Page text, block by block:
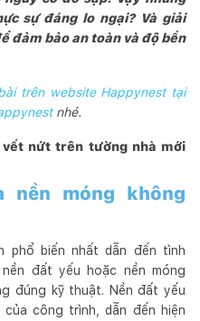
sự đáng lo ngại? Và giải
đảm bảo an toàn và độ bền
trên website Happynest tại
nhé.
nứt trên tường nhà mới
nền móng không
phổ biến nhất dẫn đến tình
đất yếu hoặc nền móng
đúng kỹ thuật. Nền đất yếu
công trình, dẫn đến hiện